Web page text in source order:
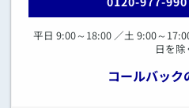
平日 9:00～18:00 ／土 9:00～
日を除
コールバック